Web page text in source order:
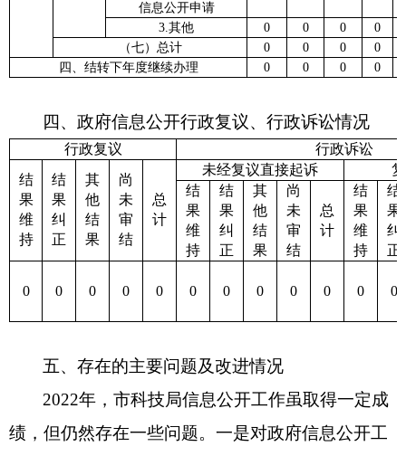
信息公开申请
3.其他 0 0 0
0
（七）总计
0 0 0
0
四、结转下年度继续办理
0 0 0 0
四、政府信息公开行政复议、行政诉讼情况
行政复议
行政诉讼
结
果
维
持
结
果
纠
正
其
他
结
果
尚
未
审
结
总
计
未经复议直接起诉
结
果
维
持
结
果
纠
正
其
他
结
果
尚
未
审
结
总
计
结
果
维
持
结
果
纠
正
0 0 0 0 0 0 0 0 0 0 0 0
五、存在的主要问题及改进情况
2022年，市科技局信息公开工作虽取得一定成
绩，但仍然存在一些问题。一是对政府信息公开工